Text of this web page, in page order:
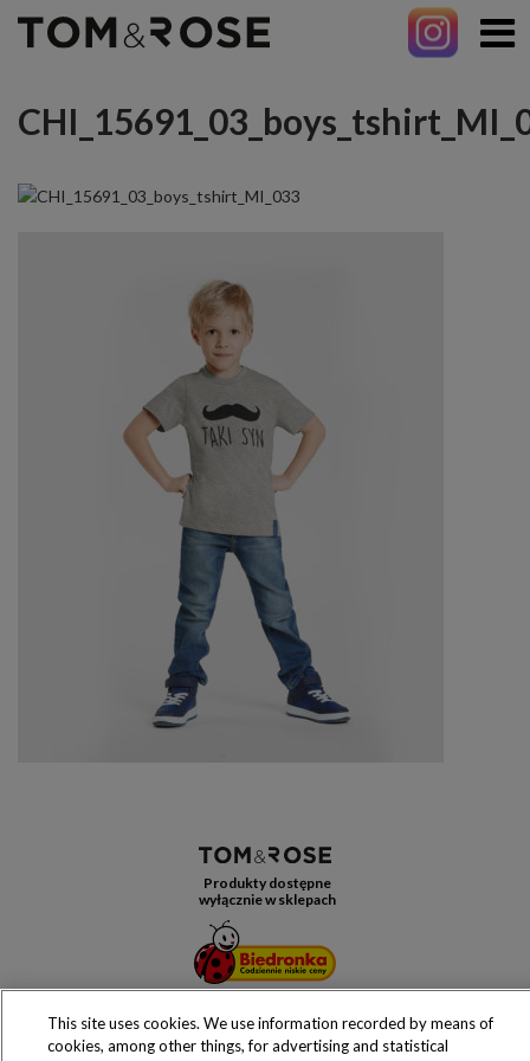
Produkty dostępne
wyłącznie w sklepach
Copyright 2016 Jeronimo Martins Polska S.A.
Regulamin serwisu
Polityka prywatności
This site uses cookies. We use information recorded by means of
cookies, among other things, for advertising and statistical